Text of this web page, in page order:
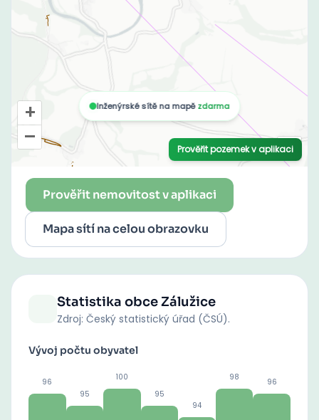
Prověřit nemovitost v aplikaci
Mapa sítí na celou obrazovku
Statistika obceZálužice
Zdroj: Český statistický úřad (ČSÚ).
Vývoj počtu obyvatel
96
95
100
95
94
98 96